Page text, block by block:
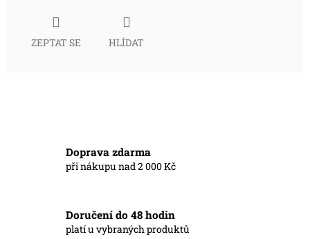
ZEPTAT SE HLÍDAT
Doprava zdarma
při nákupu nad 2 000 Kč
Doručení do 48 hodin
platí u vybraných produktů